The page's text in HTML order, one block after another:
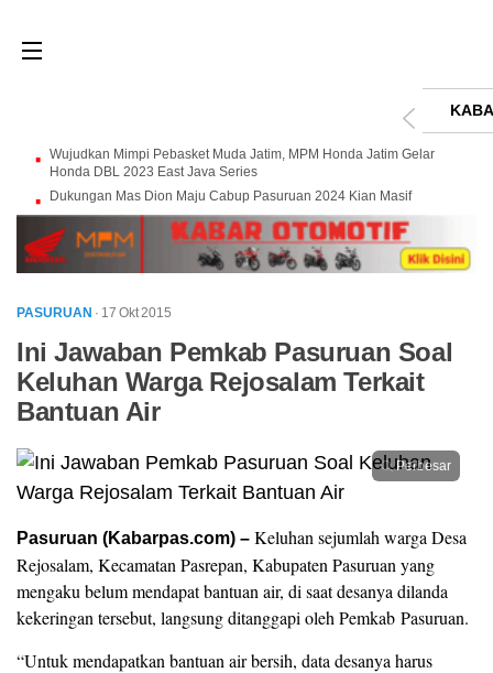
Wujudkan Mimpi Pebasket Muda Jatim, MPM Honda Jatim Gelar
Honda DBL 2023 East Java Series
Dukungan Mas Dion Maju Cabup Pasuruan 2024 Kian Masif
PASURUAN · 17 Okt 2015
Ini Jawaban Pemkab Pasuruan Soal
Keluhan Warga Rejosalam Terkait
Bantuan Air
Perbesar
Pasuruan (Kabarpas.com) – Keluhan sejumlah warga Desa
Rejosalam, Kecamatan Pasrepan, Kabupaten Pasuruan yang
mengaku belum mendapat bantuan air, di saat desanya dilanda
kekeringan tersebut, langsung ditanggapi oleh Pemkab Pasuruan.
“Untuk mendapatkan bantuan air bersih, data desanya harus